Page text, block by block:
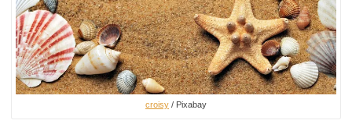
croisy / Pixabay